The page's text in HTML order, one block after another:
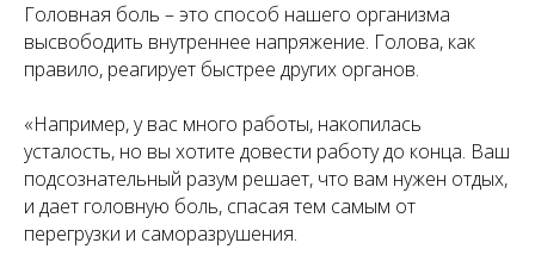
Головная боль – это способ нашего организма
высвободить внутреннее напряжение. Голова, как
правило, реагирует быстрее других органов.
«Например, у вас много работы, накопилась
усталость, но вы хотите довести работу до конца. Ваш
подсознательный разум решает, что вам нужен отдых,
и дает головную боль, спасая тем самым от
перегрузки и саморазрушения.